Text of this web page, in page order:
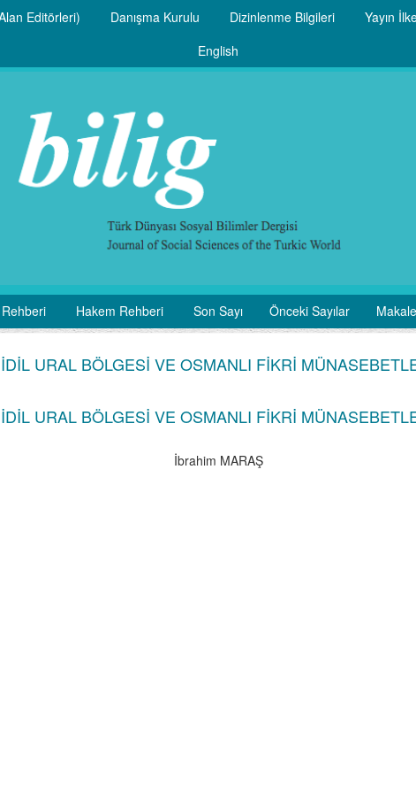
Editörleri) Danışma Kurulu Dizinlenme Bilgileri
Yayın
English
Hakem Rehberi Son Sayı Önceki Sayılar
İDİL URAL BÖLGESİ VE OSMANLI FİKRİ
İDİL URAL BÖLGESİ VE OSMANLI FİKRİ
İbrahim MARAŞ